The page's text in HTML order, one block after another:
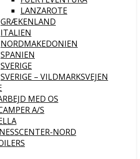
LANZAROTE
GRÆKENLAND
ITALIEN
NORDMAKEDONIEN
SPANIEN
SVERIGE
SVERIGE – VILDMARKSVEJEN
MED OS
A/S
NORD